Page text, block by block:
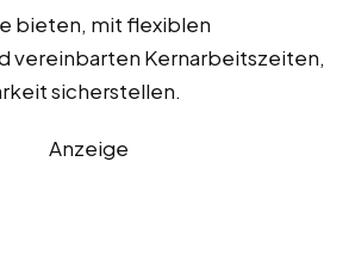
bieten, mit flexiblen
vereinbarten Kernarbeitszeiten,
sicherstellen.
Anzeige